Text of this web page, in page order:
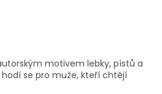
motivem lebky, pístů a
se pro muže, kteří chtějí